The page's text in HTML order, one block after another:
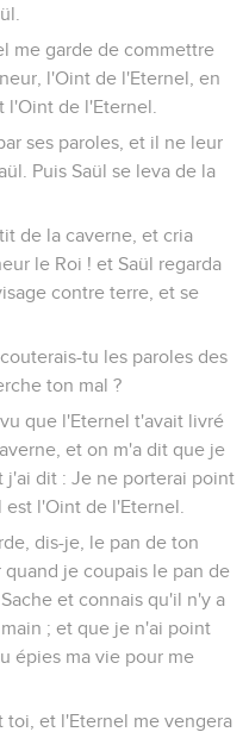
me garde de commettre
l'Oint de l'Eternel, en
l'Oint de l'Eternel.
ses paroles, et il ne leur
Puis Saül se leva de la
de la caverne, et cria
le Roi ! et Saül regarda
contre terre, et se
tu les paroles des
ton mal ?
que l'Eternel t'avait livré
et on m'a dit que je
j'ai dit : Je ne porterai point
est l'Oint de l'Eternel.
dis-je, le pan de ton
quand je coupais le pan de
et connais qu'il n'y a
; et que je n'ai point
épies ma vie pour me
toi, et l'Eternel me vengera